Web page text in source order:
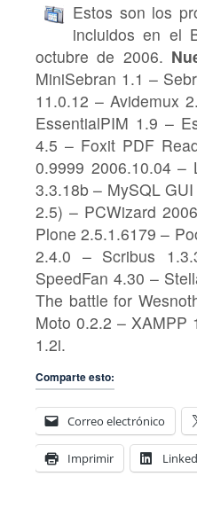
Estos son los
incluidos en el
octubre de 2006.
MiniSebran 1.1 –
11.0.12 – Avidemux
EssentialPIM 1.9 –
4.5 – Foxit PDF
0.9999 2006.10.04 –
3.3.18b – MySQL
2.5) – PCWizard
Plone 2.5.1.6179 –
2.4.0 – Scribus
SpeedFan 4.30 –
The battle for
Moto 0.2.2 – XAMPP
1.2i.
Comparte esto:
Correo electrónico
Imprimir